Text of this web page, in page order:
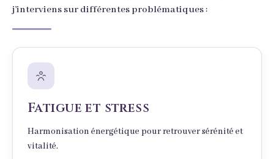
j’interviens sur différentes problématiques :
Fatigue et stress
Harmonisation énergétique pour retrouver sérénité et
vitalité.